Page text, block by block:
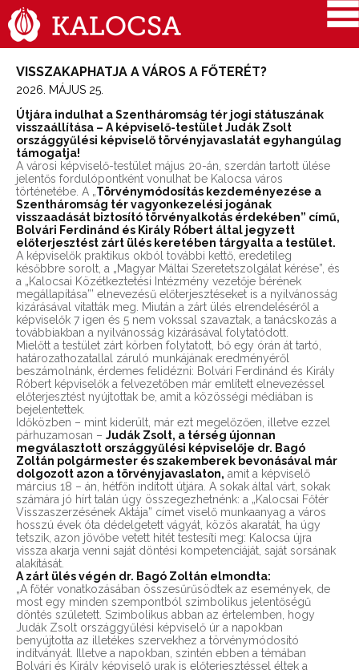
VISSZAKAPHATJA A VÁROS A FŐTERÉT?
2026. MÁJUS 25.
Útjára indulhat a Szentháromság tér jogi státuszának
visszaállítása – A képviselő-testület Judák Zsolt
országgyűlési képviselő törvényjavaslatát egyhangúlag
támogatja!
A városi képviselő-testület május 20-án, szerdán tartott ülése
jelentős fordulópontként vonulhat be Kalocsa város
történetébe. A „Törvénymódosítás kezdeményezése a
Szentháromság tér vagyonkezelési jogának
visszaadását biztosító törvényalkotás érdekében” című,
Bolvári Ferdinánd és Király Róbert által jegyzett
előterjesztést zárt ülés keretében tárgyalta a testület.
A képviselők praktikus okból további kettő, eredetileg
későbbre sorolt, a „Magyar Máltai Szeretetszolgálat kérése”, és
a „Kalocsai Közétkeztetési Intézmény vezetője bérének
megállapítása”’ elnevezésű előterjesztéseket is a nyilvánosság
kizárásával vitatták meg. Miután a zárt ülés elrendeléséről a
képviselők 7 igen és 5 nem vokssal szavaztak, a tanácskozás a
továbbiakban a nyilvánosság kizárásával folytatódott.
Mielőtt a testület zárt körben folytatott, bő egy órán át tartó,
határozathozatallal záruló munkájának eredményéről
beszámolnánk, érdemes felidézni: Bolvári Ferdinánd és Király
Róbert képviselők a felvezetőben már említett elnevezéssel
előterjesztést nyújtottak be, amit a közösségi médiában is
bejelentettek.
Időközben – mint kiderült, már ezt megelőzően, illetve ezzel
párhuzamosan – Judák Zsolt, a térség újonnan
megválasztott országgyűlési képviselője dr. Bagó
Zoltán polgármester és szakemberek bevonásával már
dolgozott azon a törvényjavaslaton, amit a képviselő
március 18 – án, hétfőn indított útjára. A sokak által várt, sokak
számára jó hírt talán úgy összegezhetnénk: a „Kalocsai Főtér
Visszaszerzésének Aktája” címet viselő munkaanyag a város
hosszú évek óta dédelgetett vágyát, közös akaratát, ha úgy
tetszik, azon jövőbe vetett hitét testesíti meg: Kalocsa újra
vissza akarja venni saját döntési kompetenciáját, saját sorsának
alakítását.
A zárt ülés végén dr. Bagó Zoltán elmondta:
„A főtér vonatkozásában összesűrűsödtek az események, de
most egy minden szempontból szimbolikus jelentőségű
döntés született. Szimbolikus abban az értelemben, hogy
Judák Zsolt országgyűlési képviselő úr a napokban
benyújtotta az illetékes szervekhez a törvénymódosító
indítványát. Illetve a napokban, szintén ebben a témában
Bolvári és Király képviselő urak is előterjesztéssel éltek a